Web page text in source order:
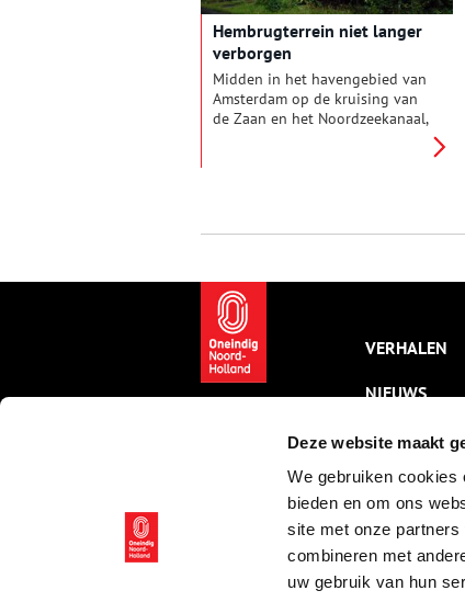
Deze website maakt
We gebruiken cookies
bieden en om ons
site met onze
combineren met
uw gebruik van hun
Hembrugterrein niet langer
verborgen
Midden in het havengebied van
Amsterdam op de kruising van
de Zaan en het Noordzeekanaal,
Nederlandse wapenindustrie.
VERHALEN
NIEUWS
KALENDER
THEMA’S
VIDEO’S